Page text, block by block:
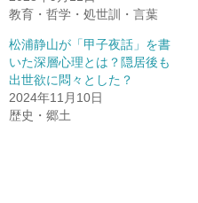
教育・哲学・処世訓・言葉
松浦静山が「甲子夜話」を書
いた深層心理とは？隠居後も
出世欲に悶々とした？
2024年11月10日
歴史・郷土